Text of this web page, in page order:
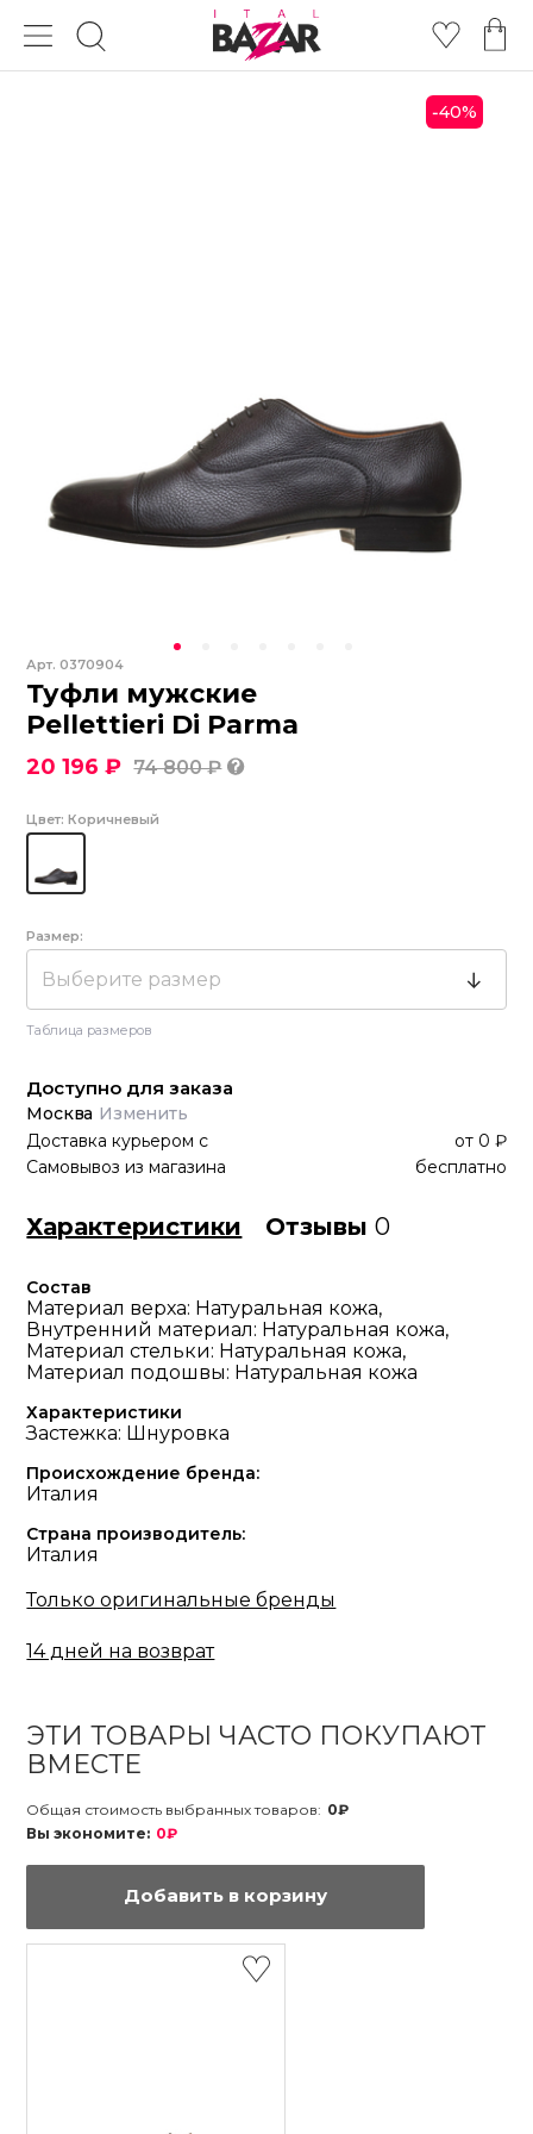
-40%
Арт.0370904
Туфли мужские
Pellettieri Di Parma
20 196 ₽ 74 800 ₽
Цвет: Коричневый
Размер:
Выберите размер
Таблица размеров
Доступно для заказа
Москва Изменить
Доставка курьером с от 0 ₽
Самовывоз из магазина
бесплатно
Характеристики Отзывы0
Состав
Материал верха: Натуральная кожа,
Внутренний материал: Натуральная кожа,
Материал стельки: Натуральная кожа,
Материал подошвы: Натуральная кожа
Характеристики
Застежка: Шнуровка
Происхождение бренда:
Италия
Страна производитель:
Италия
Только оригинальные бренды
14 дней на возврат
ЭТИ ТОВАРЫ ЧАСТО ПОКУПАЮТ
ВМЕСТЕ
Общая стоимость выбранных товаров: 0₽
Вы экономите: 0₽
Добавить в корзину